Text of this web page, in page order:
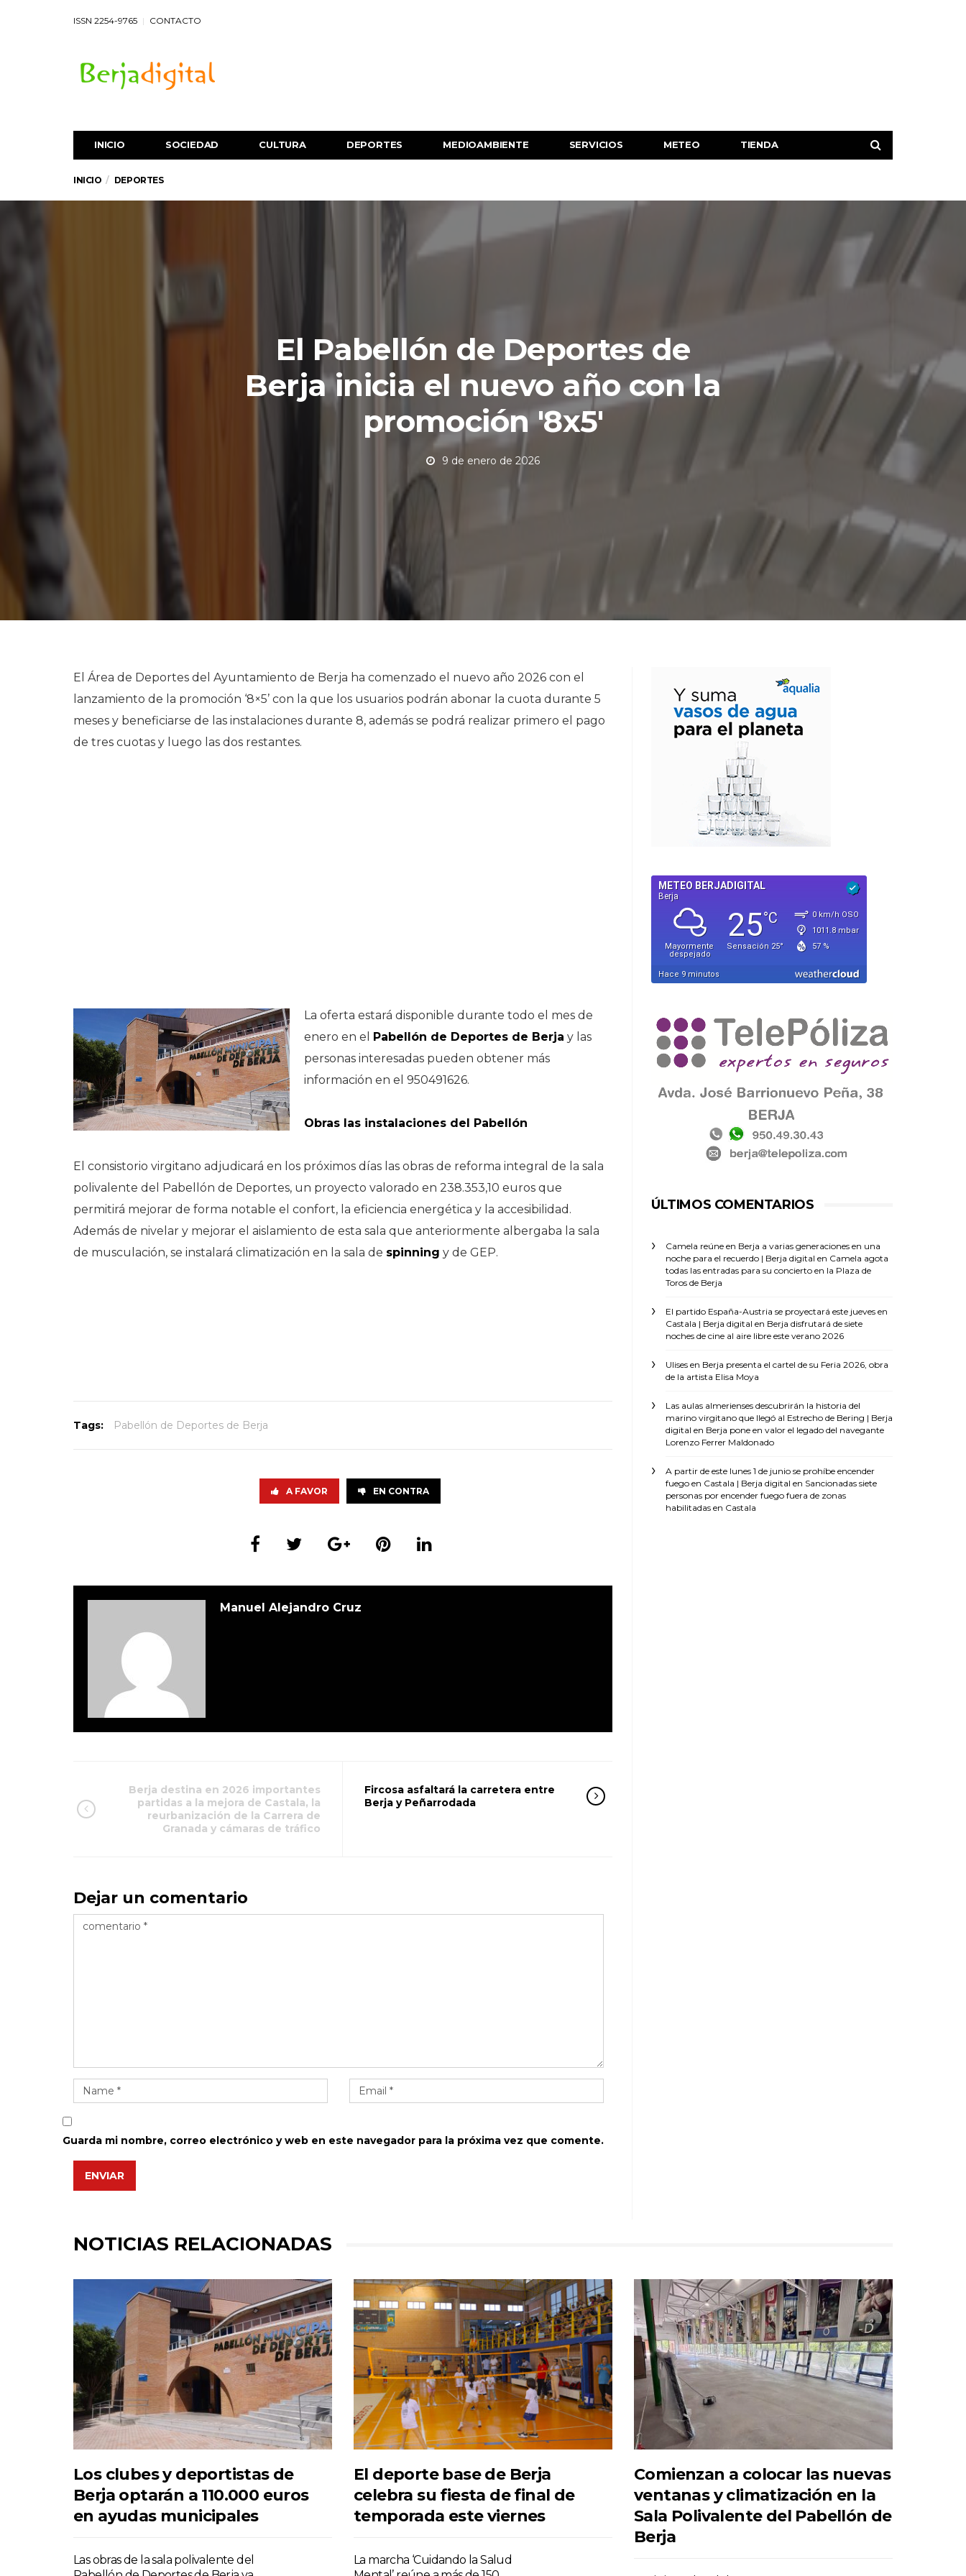
ISSN 2254-9765 CONTACTO
INICIO SOCIEDAD CULTURA DEPORTES MEDIOAMBIENTE SERVICIOS METEO TIENDA
INICIO DEPORTES
El Pabellón de Deportes de
Berja inicia el nuevo año con la
promoción '8x5'
9 de enero de 2026
El Área de Deportes del Ayuntamiento de Berja ha comenzado el nuevo año 2026 con el
lanzamiento de la promoción ‘8×5’ con la que los usuarios podrán abonar la cuota durante 5
meses y beneficiarse de las instalaciones durante 8, además se podrá realizar primero el pago
de tres cuotas y luego las dos restantes.
La oferta estará disponible durante todo el mes de
enero en el Pabellón de Deportes de Berja y las
personas interesadas pueden obtener más
información en el 950491626.
Obras las instalaciones del Pabellón
El consistorio virgitano adjudicará en los próximos días las obras de reforma integral de la sala
polivalente del Pabellón de Deportes, un proyecto valorado en 238.353,10 euros que
permitirá mejorar de forma notable el confort, la eficiencia energética y la accesibilidad.
Además de nivelar y mejorar el aislamiento de esta sala que anteriormente albergaba la sala
de musculación, se instalará climatización en la sala de spinning y de GEP.
Tags: Pabellón de Deportes de Berja
A FAVOR EN CONTRA
Manuel Alejandro Cruz
Berja destina en 2026 importantes
partidas a la mejora de Castala, la
reurbanización de la Carrera de
Granada y cámaras de tráfico
Fircosa asfaltará la carretera entre
Berja y Peñarrodada
Dejar un comentario
Guarda mi nombre, correo electrónico y web en este navegador para la próxima vez que comente.
ENVIAR
ÚLTIMOS COMENTARIOS
Camela reúne en Berja a varias generaciones en una
noche para el recuerdo | Berja digital en Camela agota
todas las entradas para su concierto en la Plaza de
Toros de Berja
El partido España-Austria se proyectará este jueves en
Castala | Berja digital en Berja disfrutará de siete
noches de cine al aire libre este verano 2026
Ulises en Berja presenta el cartel de su Feria 2026, obra
de la artista Elisa Moya
Las aulas almerienses descubrirán la historia del
marino virgitano que llegó al Estrecho de Bering | Berja
digital en Berja pone en valor el legado del navegante
Lorenzo Ferrer Maldonado
A partir de este lunes 1 de junio se prohíbe encender
fuego en Castala | Berja digital en Sancionadas siete
personas por encender fuego fuera de zonas
habilitadas en Castala
NOTICIAS RELACIONADAS
Los clubes y deportistas de
Berja optarán a 110.000 euros
en ayudas municipales
Las obras de la sala polivalente del
El deporte base de Berja
celebra su fiesta de final de
temporada este viernes
La marcha ‘Cuidando la Salud
Comienzan a colocar las nuevas
ventanas y climatización en la
Sala Polivalente del Pabellón de
Berja